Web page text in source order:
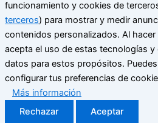
funcionamiento y cookies de
terceros) para mostrar y medir
contenidos personalizados. Al
acepta el uso de estas tecnologías
datos para estos propósitos. Puedes
configurar tus preferencias de
Más información
Rechazar
Aceptar